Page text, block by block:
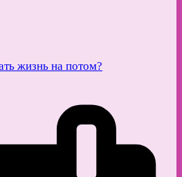
жизнь на потом?